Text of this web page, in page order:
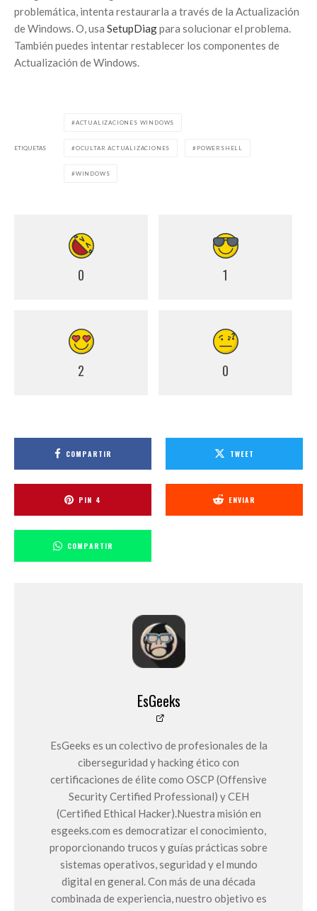
problemática, intenta restaurarla a través de la Actualización
de Windows. O, usa SetupDiagpara solucionar el problema.
También puedes intentar restablecer los componentes de
Actualización de Windows.
ETIQUETAS
ACTUALIZACIONES WINDOWS
OCULTAR ACTUALIZACIONES POWERSHELL
WINDOWS
0 1
2 0
COMPARTIR TWEET
PIN 4 ENVIAR
COMPARTIR
EsGeeks
EsGeeks es un colectivo de profesionales de la
ciberseguridad y hacking ético con
certificaciones de élite como OSCP (Offensive
Security Certified Professional) y CEH
(Certified Ethical Hacker).Nuestra misión en
esgeeks.com es democratizar el conocimiento,
proporcionando trucos y guías prácticas sobre
sistemas operativos, seguridad y el mundo
digital en general. Con más de una década
combinada de experiencia, nuestro objetivo es